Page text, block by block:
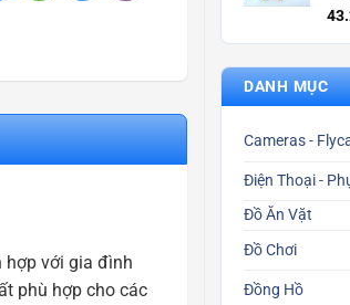
DANH MỤC
Cameras -
Điện Thoại -
Đồ Ăn Vặt
Đồ Chơi
Đồng Hồ
hợp với gia đình
phù hợp cho các